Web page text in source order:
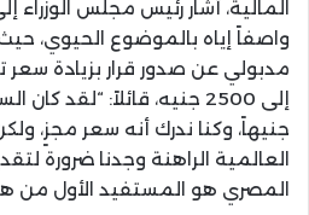
المالية، أشار رئيس مجلس الوزراء
واصفاً إياه بالموضوع الحيوي،
مدبولي عن صدور قرار بزيادة سعر
جنيهاً، وكنا ندرك أنه سعر مجزٍ،
العالمية الراهنة وجدنا ضرورة
المصري هو المستفيد الأول من